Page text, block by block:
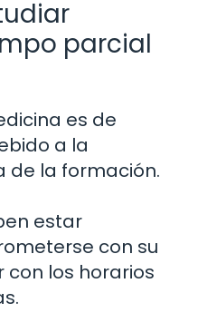
parcial
es de
a la
de la formación.
estar
con su
con los horarios